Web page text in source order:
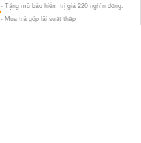
- Tặng mũ bảo hiểm trị giá 220 nghìn đồng.
- Mua trả góp lãi suất thấp